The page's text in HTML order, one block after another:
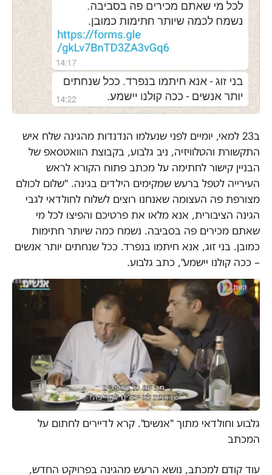
ב23 למאי, יומיים לפני שנעלמו הנדנדות מהגינה שלח איש
התקשורת והטלוויזיה, ניב גלבוע, בקבוצת הוואטסאפ של
הבניין קישור לחתימה על מכתב פתוח הקורא לראש
העירייה לטפל ברעש שמקימים הילדים בגינה. "שלום לכולם
מצורפת פה העצומה שאנחנו רוצים לשלוח לחולדאי לגבי
הגינה הציבורית, אנא מלאו את פרטיכם והפיצו לכל מי
שאתם מכירים פה בסביבה. נשמח כמה שיותר חתימות
כמובן. בני זוג, אנא חיתמו בנפרד. ככל שנחתים יותר אנשים
– ככה קולנו יישמע", כתב גלבוע.
גלבוע וחולדאי מתוך "אנשים". קרא לדיירים לחתום על
המכתב
עוד קודם למכתב, נושא הרעש מהגינה בפרויקט החדש,